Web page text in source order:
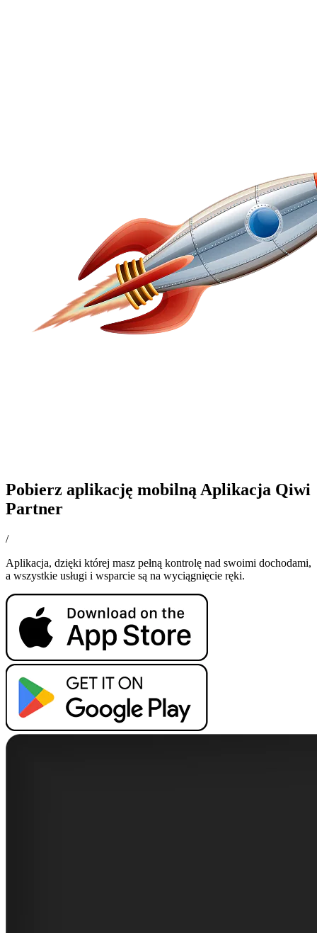
Pobierz aplikację mobilną Aplikacja Qiwi
Partner
/
Aplikacja, dzięki której masz pełną kontrolę nad swoimi dochodami,
a wszystkie usługi i wsparcie są na wyciągnięcie ręki.